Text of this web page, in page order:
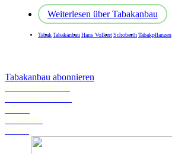
Weiterlesen über Tabakanbau
TabakTabakanbauHans VolkertSchoberthTabakpflanzen
Tabakanbau abonnieren
Schwanstetten.de
Landratsamt Roth
BLFD
Landkarte
Wetter